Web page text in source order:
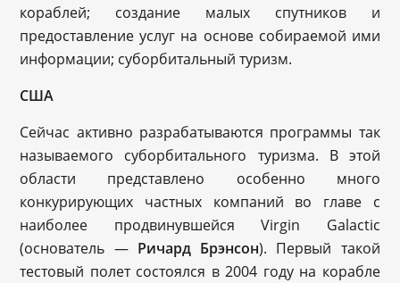
кораблей; создание малых спутников и
предоставление услуг на основе собираемой ими
информации; суборбитальный туризм.
США
Сейчас активно разрабатываются программы так
называемого суборбитального туризма. В этой
области представлено особенно много
конкурирующих частных компаний во главе с
наиболее продвинувшейся Virgin Galactic
(основатель — Ричард Брэнсон). Первый такой
тестовый полет состоялся в 2004 году на корабле